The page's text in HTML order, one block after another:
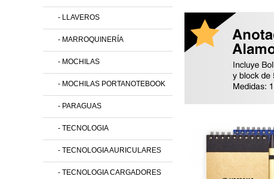
- LLAVEROS
- MARROQUINERÍA
- MOCHILAS
- MOCHILAS PORTANOTEBOOK
- PARAGUAS
- TECNOLOGIA
- TECNOLOGIA AURICULARES
- TECNOLOGIA CARGADORES